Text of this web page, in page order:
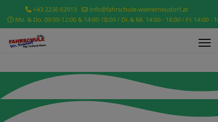
+43 2236 62913
info@fahrschule-wienerneudorf.at
Mo. & Do. 09:00-12:00 & 14:00-18:00 / Di. & Mi. 14:00 - 18:00 / Fr. 14:00 -